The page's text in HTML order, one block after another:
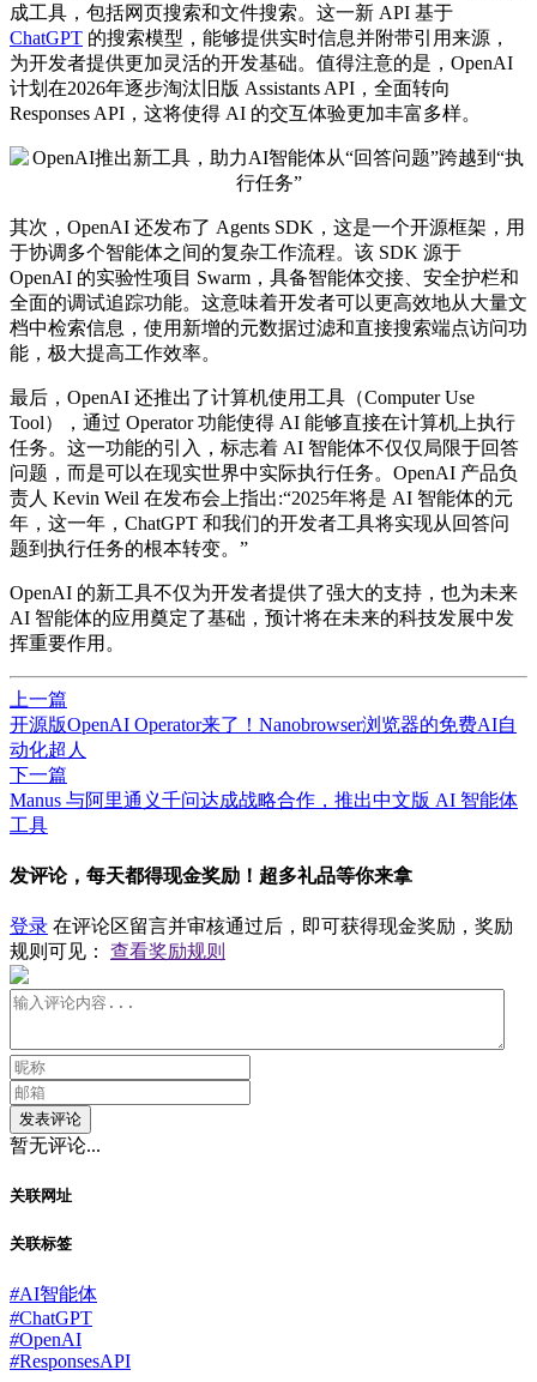
成工具，包括网页搜索和文件搜索。这一新 API 基于
ChatGPT 的搜索模型，能够提供实时信息并附带引用来源，
为开发者提供更加灵活的开发基础。值得注意的是，OpenAI
计划在2026年逐步淘汰旧版 Assistants API，全面转向
Responses API，这将使得 AI 的交互体验更加丰富多样。
其次，OpenAI 还发布了 Agents SDK，这是一个开源框架，用
于协调多个智能体之间的复杂工作流程。该 SDK 源于
OpenAI 的实验性项目 Swarm，具备智能体交接、安全护栏和
全面的调试追踪功能。这意味着开发者可以更高效地从大量文
档中检索信息，使用新增的元数据过滤和直接搜索端点访问功
能，极大提高工作效率。
最后，OpenAI 还推出了计算机使用工具（Computer Use
Tool），通过 Operator 功能使得 AI 能够直接在计算机上执行
任务。这一功能的引入，标志着 AI 智能体不仅仅局限于回答
问题，而是可以在现实世界中实际执行任务。OpenAI 产品负
责人 Kevin Weil 在发布会上指出:“2025年将是 AI 智能体的元
年，这一年，ChatGPT 和我们的开发者工具将实现从回答问
题到执行任务的根本转变。”
OpenAI 的新工具不仅为开发者提供了强大的支持，也为未来
AI 智能体的应用奠定了基础，预计将在未来的科技发展中发
挥重要作用。
上一篇
开源版OpenAI Operator来了！Nanobrowser浏览器的免费AI自
动化超人
下一篇
Manus 与阿里通义千问达成战略合作，推出中文版 AI 智能体
工具
发评论，每天都得现金奖励！超多礼品等你来拿
登录 在评论区留言并审核通过后，即可获得现金奖励，奖励
规则可见： 查看奖励规则
发表评论
暂无评论...
关联网址
关联标签
#AI智能体
#ChatGPT
#OpenAI
#ResponsesAPI